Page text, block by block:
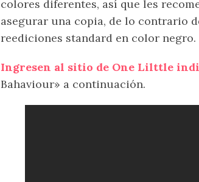
colores diferentes, así que les
asegurar una copia, de lo contrario
reediciones standard en color negro.
Ingresen al sitio de One Lilttle
Bahaviour» a continuación.